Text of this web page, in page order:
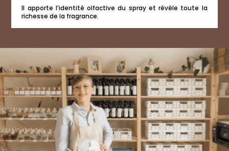
Il apporte l’identité olfactive du spray et révèle toute la
richesse de la fragrance.